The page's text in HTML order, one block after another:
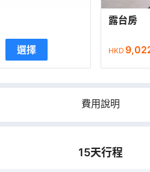
選擇
露台房
HKD
費用說明
15天行程